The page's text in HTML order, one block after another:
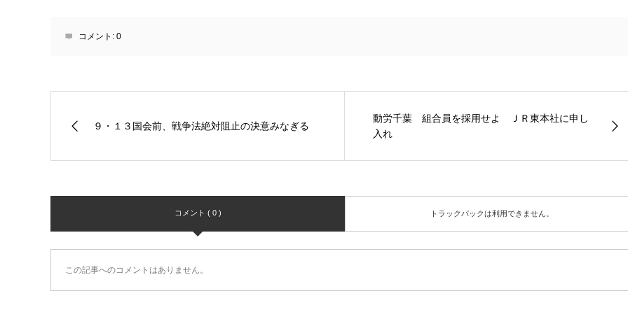
コメント: 0
９・１３国会前、戦争法絶対阻止の決意みなぎる
動労千葉 組合員を採用せよ ＪＲ東本社に申し
入れ
コメント ( 0 ) トラックバックは利用できません。
この記事へのコメントはありません。